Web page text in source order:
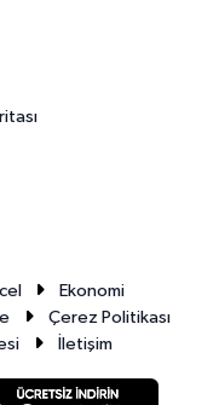
Ekonomi
Çerez Politikası
İletişim